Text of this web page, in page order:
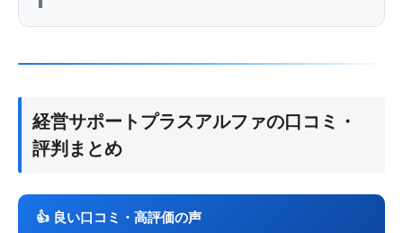
経営サポートプラスアルファの口コミ・
評判まとめ
👍 良い口コミ・高評価の声